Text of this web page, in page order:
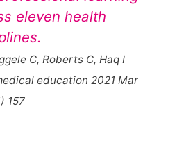
eleven health
C, Roberts C, Haq I
education 2021 Mar
157